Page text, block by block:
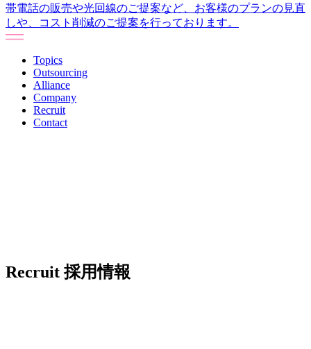
Topics
Outsourcing
Alliance
Company
Recruit
Contact
Recruit 採用情報